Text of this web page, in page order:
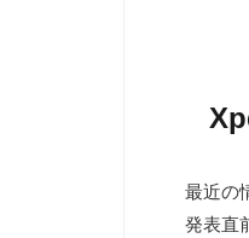
最近の
発表直